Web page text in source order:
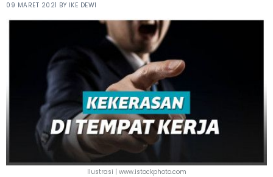
09 MARET 2021 BY IKE DEWI
Ilustrasi | www.istockphoto.com